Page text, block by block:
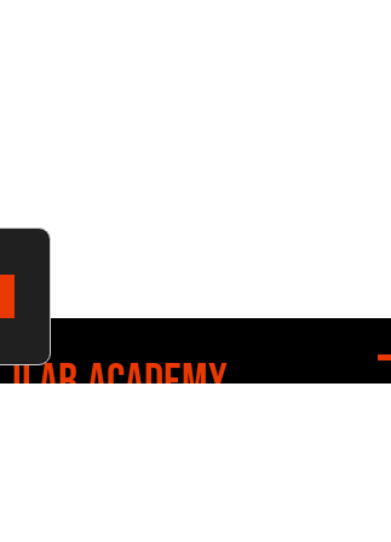
ILAB.ACADEMY